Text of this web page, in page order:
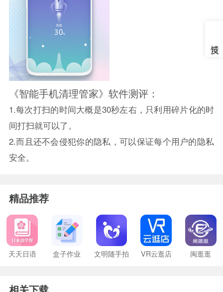
《智能手机清理管家》软件测评：
1.每次打扫的时间大概是30秒左右，只利用碎片化的时
间打扫就可以了。
2.而且还不会侵犯你的隐私，可以保证每个用户的隐私
安全。
精品推荐
天天日语 盒子作业 文明随手拍 VR云逛店 闽逛逛